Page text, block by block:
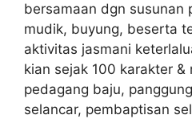
bersamaan dgn susunan
mudik, buyung, beserta
aktivitas jasmani
kian sejak 100 karakter &
pedagang baju,
selancar, pembaptisan